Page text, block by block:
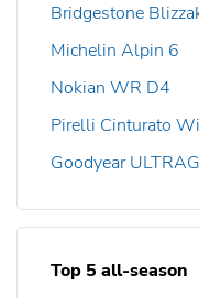
Bridgestone
Michelin Alpin 6
Nokian WR D4
Pirelli Cinturato
Goodyear
Top 5 all-season